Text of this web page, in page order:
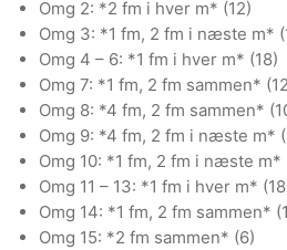
Omg 2: *2 fm i hver m* (12)
Omg 3: *1 fm, 2 fm i næste m*
Omg 4 – 6: *1 fm i hver m* (18)
Omg 7: *1 fm, 2 fm sammen*
Omg 8: *4 fm, 2 fm sammen*
Omg 9: *4 fm, 2 fm i næste m*
Omg 10: *1 fm, 2 fm i næste m*
Omg 11 – 13: *1 fm i hver m*
Omg 14: *1 fm, 2 fm sammen*
Omg 15: *2 fm sammen* (6)